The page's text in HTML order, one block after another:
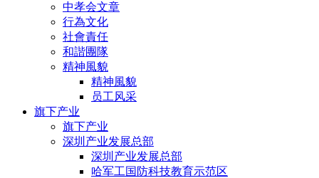
中孝会文章
行為文化
社會責任
和諧團隊
精神風貌
精神風貌
员工风采
旗下产业
旗下产业
深圳产业发展总部
深圳产业发展总部
哈军工国防科技教育示范区